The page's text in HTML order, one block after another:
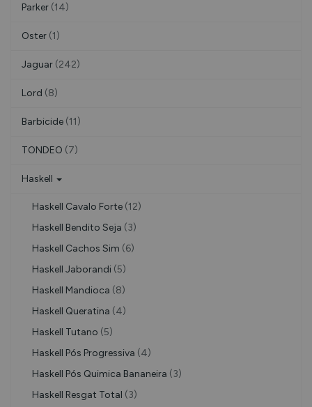
Parker (14)
Oster (1)
Jaguar (242)
Lord (8)
Barbicide (11)
TONDEO (7)
Haskell
Haskell Cavalo Forte (12)
Haskell Bendito Seja (3)
Haskell Cachos Sim (6)
Haskell Jaborandi (5)
Haskell Mandioca (8)
Haskell Queratina (4)
Haskell Tutano (5)
Haskell Pós Progressiva (4)
Haskell Pós Quimica Bananeira (3)
Haskell Resgat Total (3)